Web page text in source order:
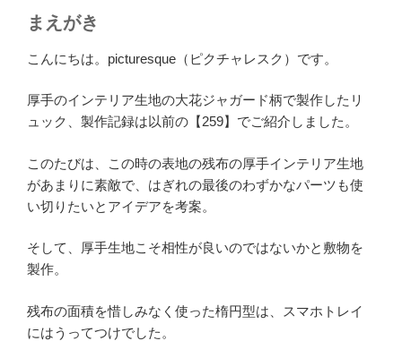
まえがき
こんにちは。picturesque（ピクチャレスク）です。
厚手のインテリア生地の大花ジャガード柄で製作したリ
ュック、製作記録は以前の【259】でご紹介しました。
このたびは、この時の表地の残布の厚手インテリア生地
があまりに素敵で、はぎれの最後のわずかなパーツも使
い切りたいとアイデアを考案。
そして、厚手生地こそ相性が良いのではないかと敷物を
製作。
残布の面積を惜しみなく使った楕円型は、スマホトレイ
にはうってつけでした。